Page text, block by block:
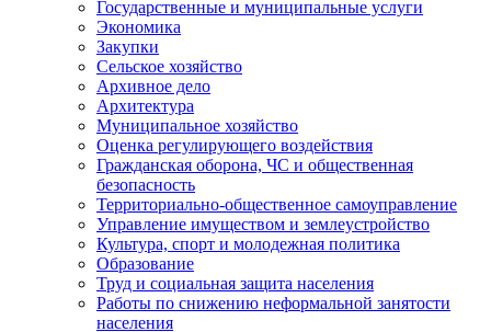
Государственные и муниципальные услуги
Экономика
Закупки
Сельское хозяйство
Архивное дело
Архитектура
Муниципальное хозяйство
Оценка регулирующего воздействия
Гражданская оборона, ЧС и общественная
безопасность
Территориально-общественное самоуправление
Управление имуществом и землеустройство
Культура, спорт и молодежная политика
Образование
Труд и социальная защита населения
Работы по снижению неформальной занятости
населения